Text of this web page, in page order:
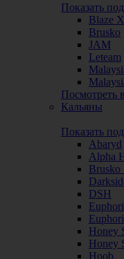
Показать
Blaze X
Brusko
JAM
Leteam
Посмотреть
Кальяны
Показать
Abaryd
Alpha
Brusko
DSH
Honey
Honey
Hoob